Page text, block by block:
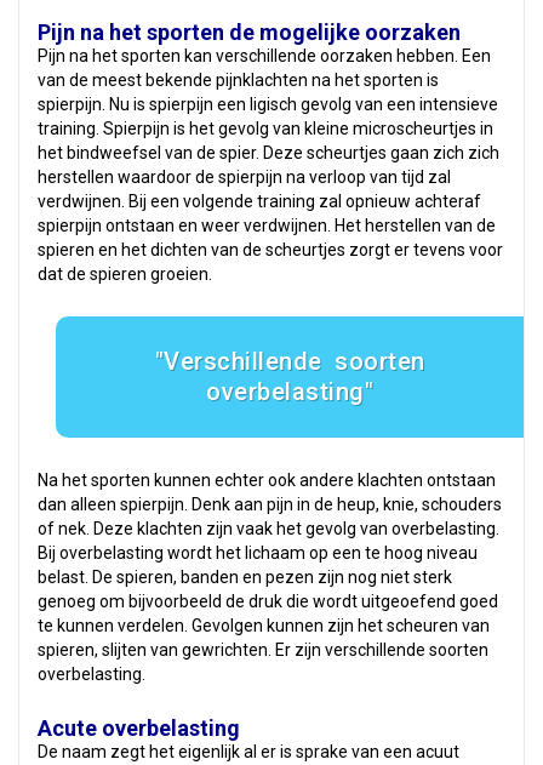
Pijn na het sporten de mogelijke oorzaken
Pijn na het sporten kan verschillende oorzaken hebben. Een
van de meest bekende pijnklachten na het sporten is
spierpijn. Nu is spierpijn een ligisch gevolg van een intensieve
training. Spierpijn is het gevolg van kleine microscheurtjes in
het bindweefsel van de spier. Deze scheurtjes gaan zich zich
herstellen waardoor de spierpijn na verloop van tijd zal
verdwijnen. Bij een volgende training zal opnieuw achteraf
spierpijn ontstaan en weer verdwijnen. Het herstellen van de
spieren en het dichten van de scheurtjes zorgt er tevens voor
dat de spieren groeien.
Verschillende soorten
overbelasting
Na het sporten kunnen echter ook andere klachten ontstaan
dan alleen spierpijn. Denk aan pijn in de heup, knie, schouders
of nek. Deze klachten zijn vaak het gevolg van overbelasting.
Bij overbelasting wordt het lichaam op een te hoog niveau
belast. De spieren, banden en pezen zijn nog niet sterk
genoeg om bijvoorbeeld de druk die wordt uitgeoefend goed
te kunnen verdelen. Gevolgen kunnen zijn het scheuren van
spieren, slijten van gewrichten. Er zijn verschillende soorten
overbelasting.
Acute overbelasting
De naam zegt het eigenlijk al er is sprake van een acuut